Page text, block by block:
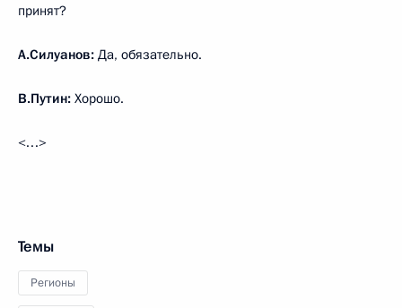
принят?
А.Силуанов: Да, обязательно.
В.Путин: Хорошо.
<…>
Темы
Регионы